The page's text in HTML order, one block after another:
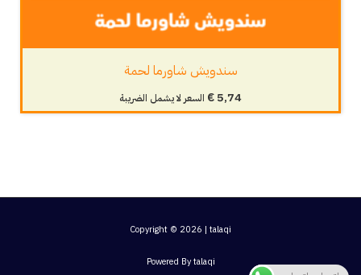
سندويش شاورما لحمة
€5,74 السعر لا يشمل الضريبة
Copyright © 2026 | talaqi
Powered By talaqi